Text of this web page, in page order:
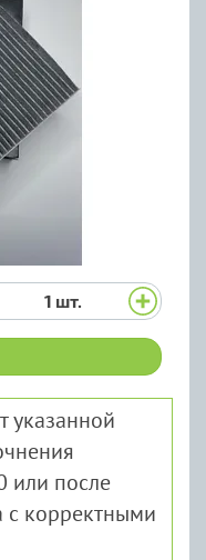
1 шт.
указанной
или после
с корректными